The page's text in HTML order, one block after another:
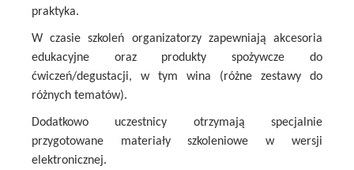
praktyka.
W czasie szkoleń organizatorzy zapewniają akcesoria
edukacyjne oraz produkty spożywcze do
ćwiczeń/degustacji, w tym wina (różne zestawy do
różnych tematów).
Dodatkowo uczestnicy otrzymają specjalnie
przygotowane materiały szkoleniowe w wersji
elektronicznej.